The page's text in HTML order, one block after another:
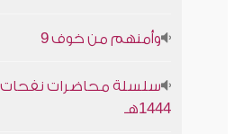
وأمنهم من خوف 9
سلسلة محاضرات نفحات
1444هـ